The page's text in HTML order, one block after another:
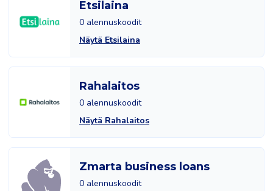
Etsilaina
0 alennuskoodit
Näytä Etsilaina
Rahalaitos
0 alennuskoodit
Näytä Rahalaitos
Zmarta business loans
0 alennuskoodit